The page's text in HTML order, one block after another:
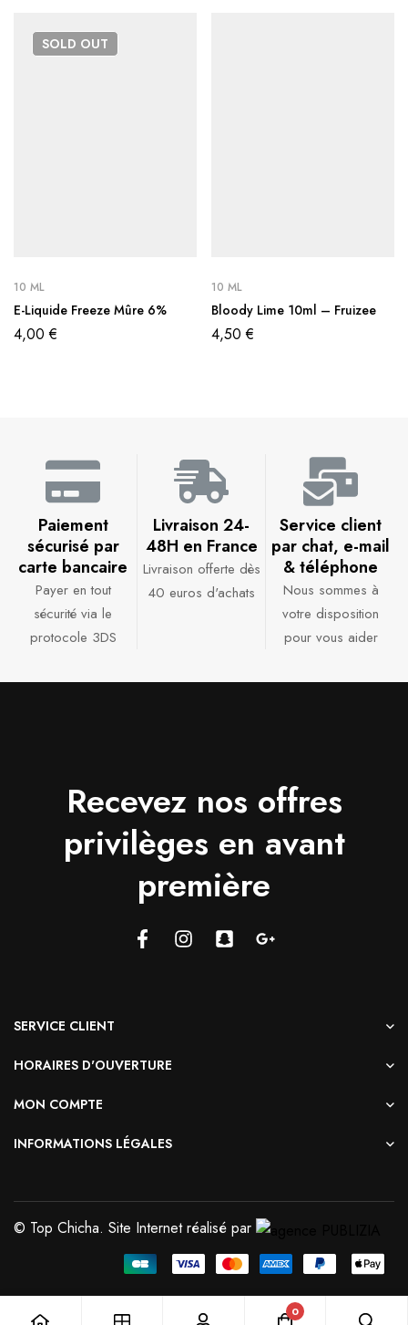
SOLD OUT
10 ML
E-Liquide Freeze Mûre 6%
4,00€
10 ML
Bloody Lime 10ml – Fruizee
4,50€
Paiement
sécurisé par
carte bancaire​
Payer en tout
sécurité via le
protocole 3DS
Livraison 24-
48H en France​
Livraison offerte dès
40 euros d'achats​
Service client
par chat, e-mail
& téléphone​
Nous sommes à
votre disposition
pour vous aider​
Recevez nos offres
privilèges en avant
première
SERVICE CLIENT
HORAIRES D'OUVERTURE
MON COMPTE
INFORMATIONS LÉGALES
© Top Chicha. Site Internet réalisé par
0